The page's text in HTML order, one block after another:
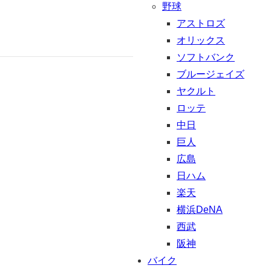
野球
アストロズ
オリックス
ソフトバンク
ブルージェイズ
ヤクルト
ロッテ
中日
巨人
広島
日ハム
楽天
横浜DeNA
西武
阪神
バイク